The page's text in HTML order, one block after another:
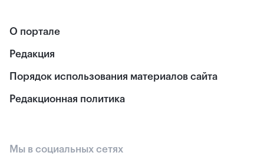
О портале
Редакция
Порядок использования материалов сайта
Редакционная политика
Мы в социальных сетях